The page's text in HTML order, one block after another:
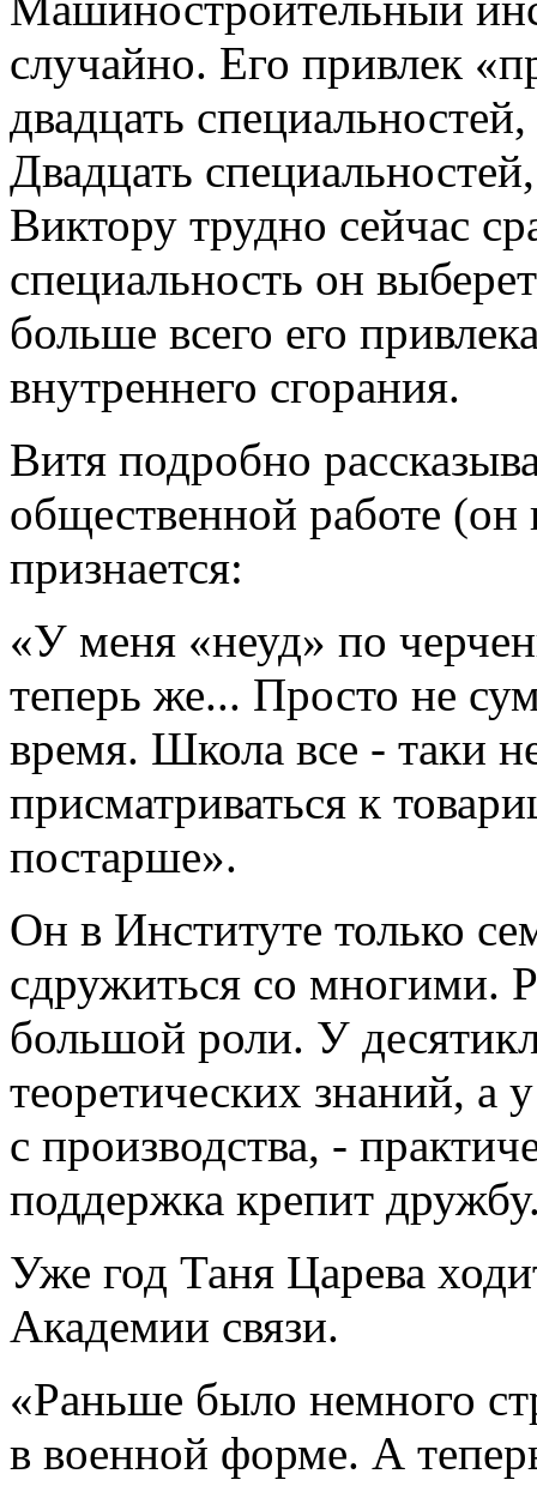
случайно. Его привлек
двадцать
Двадцать
Виктору трудно сейчас
специальность он
больше всего его
внутреннего сгорания.
Витя подробно
общественной работе
признается:
«У меня «неуд» по
теперь же... Просто не
время. Школа все - таки
присматриваться к
постарше».
Он в Институте только
сдружиться со многими.
большой роли. У
теоретических знаний, а
с производства, -
поддержка крепит
Уже год Таня Царева
Академии связи.
«Раньше было немного
в военной форме. А